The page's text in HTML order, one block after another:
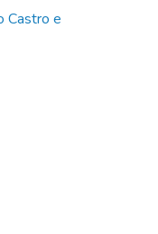
Castro e